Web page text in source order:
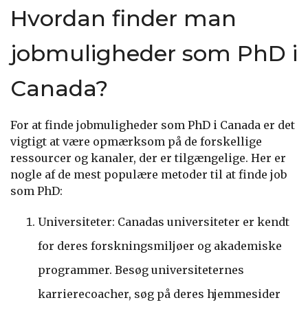
Hvordan finder man
jobmuligheder som PhD i
Canada?
For at finde jobmuligheder som PhD i Canada er det
vigtigt at være opmærksom på de forskellige
ressourcer og kanaler, der er tilgængelige. Her er
nogle af de mest populære metoder til at finde job
som PhD:
Universiteter: Canadas universiteter er kendt
for deres forskningsmiljøer og akademiske
programmer. Besøg universiteternes
karrierecoacher, søg på deres hjemmesider